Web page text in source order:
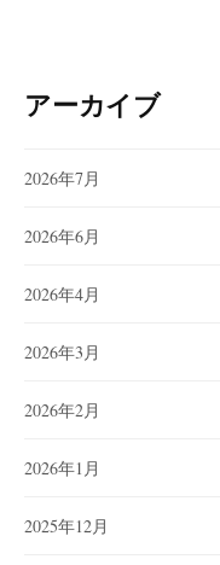
アーカイブ
2026年7月
2026年6月
2026年4月
2026年3月
2026年2月
2026年1月
2025年12月